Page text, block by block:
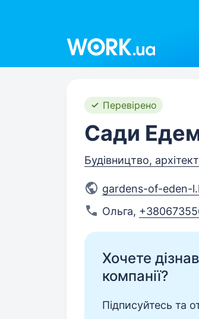
Перевірено
Cади
Будівництво,
Ольга,
Хочете
компанії?
Підписуйтесь та